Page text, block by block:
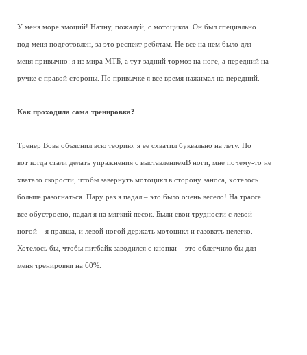
У меня море эмоций! Начну, пожалуй, с мотоцикла. Он был специально
под меня подготовлен, за это респект ребятам. Не все на нем было для
меня привычно: я из мира МТБ, а тут задний тормоз на ноге, а передний на
ручке с правой стороны. По привычке я все время нажимал на передний.
Как проходила сама тренировка?
Тренер Вова объяснил всю теорию, я ее схватил буквально на лету. Но
вот когда стали делать упражнения с выставлениемВ ноги, мне почему-то не
хватало скорости, чтобы завернуть мотоцикл в сторону заноса, хотелось
больше разогнаться. Пару раз я падал – это было очень весело! На трассе
все обустроено, падал я на мягкий песок. Были свои трудности с левой
ногой – я правша, и левой ногой держать мотоцикл и газовать нелегко.
Хотелось бы, чтобы питбайк заводился с кнопки – это облегчило бы для
меня тренировки на 60%.